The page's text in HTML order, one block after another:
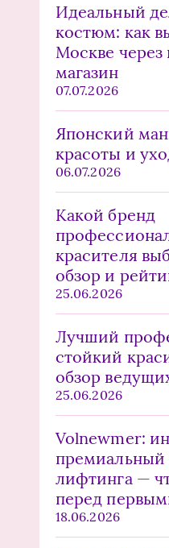
Идеальный
костюм: как
Москве через
магазин
07.07.2026
Японский
красоты и
06.07.2026
Какой бренд
красителя
обзор и
25.06.2026
Лучший
стойкий
обзор
25.06.2026
Volnewmer:
премиальный
лифтинга —
перед
18.06.2026